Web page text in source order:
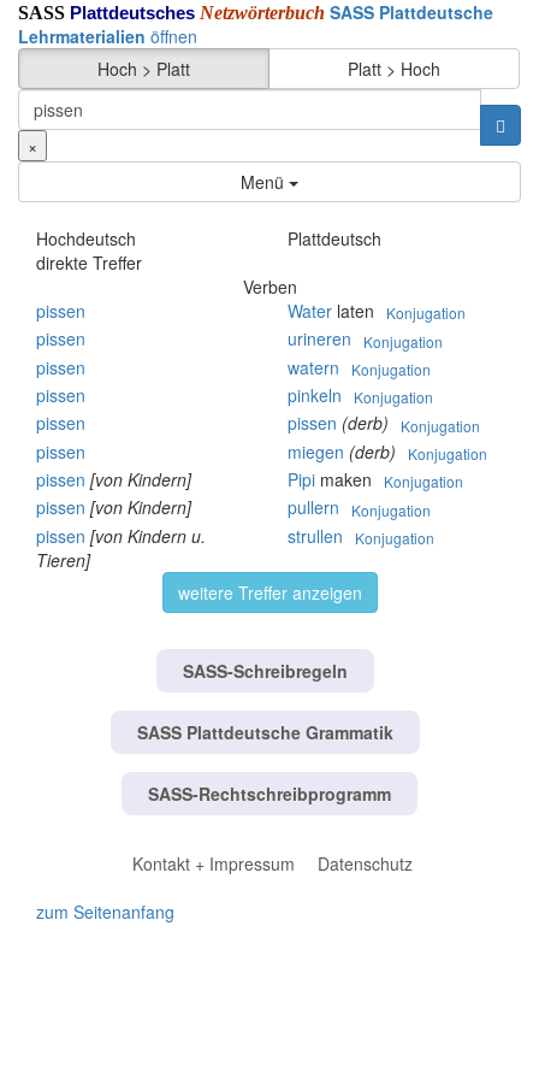
SASS Plattdeutsches Netzwörterbuch SASS Plattdeutsche
Lehrmaterialien öffnen
Hoch > Platt
Platt > Hoch
×
Menü
Hochdeutsch
Plattdeutsch
direkte Treffer
Verben
pissen
Water laten Konjugation
pissen urineren Konjugation
pissen watern Konjugation
pissen pinkeln Konjugation
pissen pissen (derb) Konjugation
pissen miegen (derb) Konjugation
pissen [von Kindern] Pipi maken Konjugation
pissen [von Kindern] pullern Konjugation
pissen [von Kindern u.
Tieren]
strullen Konjugation
weitere Treffer anzeigen
SASS-Schreibregeln
SASS Plattdeutsche Grammatik
SASS-Rechtschreibprogramm
Kontakt + Impressum
Datenschutz
zum Seitenanfang